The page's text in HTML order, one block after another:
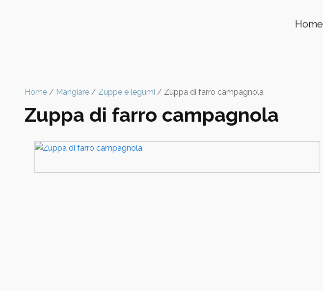
Home
Home / Mangiare / Zuppe e legumi / Zuppa di farro campagnola
Zuppa di farro campagnola